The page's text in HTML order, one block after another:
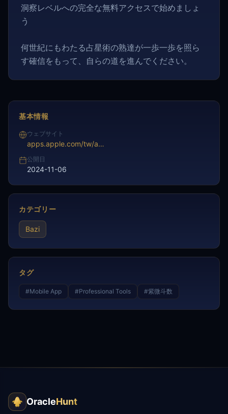
洞察レベルへの完全な無料アクセスで始めましょ
う
何世紀にもわたる占星術の熟達が一歩一歩を照ら
す確信をもって、自らの道を進んでください。
基本情報
ウェブサイト
apps.apple.com/tw/app/%E7%B4%AB%E8%96%87%E6%96%97%E6%95%B8-%E7%B4%AB%E5%BE%AE%E6%96%97%E6%95%B8%E5%85%AB%E5%AD%97%E7%AE%97%E5%91%BD/id1363362566
公開日
2024-11-06
カテゴリー
Bazi
タグ
#Mobile App #Professional Tools #紫微斗数
OracleHunt